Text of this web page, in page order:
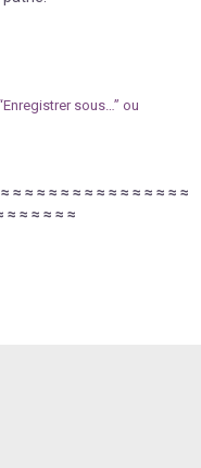
sous…” ou
≈ ≈ ≈ ≈ ≈ ≈ ≈ ≈ ≈ ≈ ≈ ≈ ≈ ≈ ≈ ≈
≈ ≈ ≈ ≈ ≈ ≈